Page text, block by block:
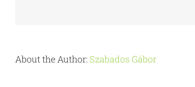
About the Author: Szabados Gábor